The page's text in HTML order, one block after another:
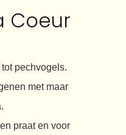
Coeur
pechvogels.
met maar
praat en voor